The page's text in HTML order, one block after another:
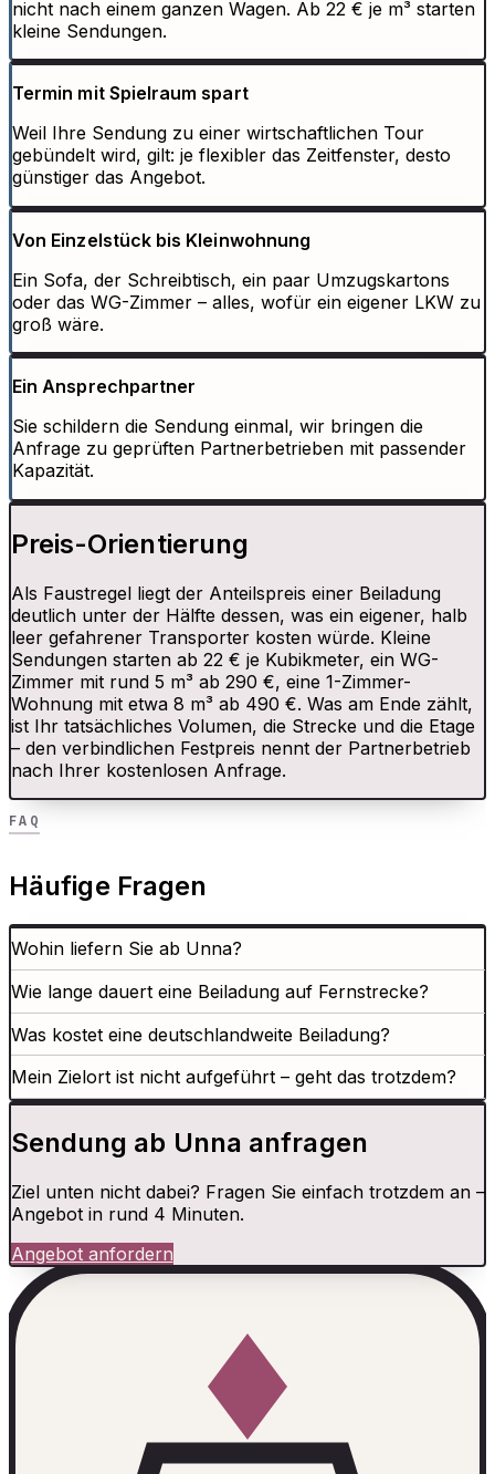
nicht nach einem ganzen Wagen. Ab 22 € je m³ starten
kleine Sendungen.
Termin mit Spielraum spart
Weil Ihre Sendung zu einer wirtschaftlichen Tour
gebündelt wird, gilt: je flexibler das Zeitfenster, desto
günstiger das Angebot.
Von Einzelstück bis Kleinwohnung
Ein Sofa, der Schreibtisch, ein paar Umzugskartons
oder das WG-Zimmer – alles, wofür ein eigener LKW zu
groß wäre.
Ein Ansprechpartner
Sie schildern die Sendung einmal, wir bringen die
Anfrage zu geprüften Partnerbetrieben mit passender
Kapazität.
Preis-Orientierung
Als Faustregel liegt der Anteilspreis einer Beiladung
deutlich unter der Hälfte dessen, was ein eigener, halb
leer gefahrener Transporter kosten würde. Kleine
Sendungen starten ab 22 € je Kubikmeter, ein WG-
Zimmer mit rund 5 m³ ab 290 €, eine 1-Zimmer-
Wohnung mit etwa 8 m³ ab 490 €. Was am Ende zählt,
ist Ihr tatsächliches Volumen, die Strecke und die Etage
– den verbindlichen Festpreis nennt der Partnerbetrieb
nach Ihrer kostenlosen Anfrage.
FAQ
Häufige Fragen
Wohin liefern Sie ab Unna?
Wie lange dauert eine Beiladung auf Fernstrecke?
Was kostet eine deutschlandweite Beiladung?
Mein Zielort ist nicht aufgeführt – geht das trotzdem?
Sendung ab Unna anfragen
Ziel unten nicht dabei? Fragen Sie einfach trotzdem an –
Angebot in rund 4 Minuten.
Angebot anfordern